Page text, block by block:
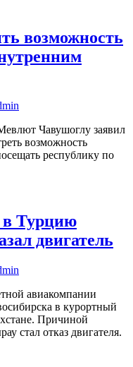
возможность
Чавушоглу заявил
возможность
республику по
в Турцию
двигатель
авиакомпании
в курортный
Причиной
стал отказ двигателя.